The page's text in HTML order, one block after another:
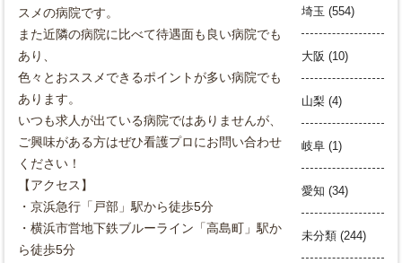
スメの病院です。
また近隣の病院に比べて待遇面も良い病院でも
あり、
色々とおススメできるポイントが多い病院でも
あります。
いつも求人が出ている病院ではありませんが、
ご興味がある方はぜひ看護プロにお問い合わせ
ください！
【アクセス】
・京浜急行「戸部」駅から徒歩5分
・横浜市営地下鉄ブルーライン「高島町」駅か
ら徒歩5分
埼玉 (554)
大阪 (10)
山梨(4)
岐阜(1)
愛知 (34)
未分類(244)